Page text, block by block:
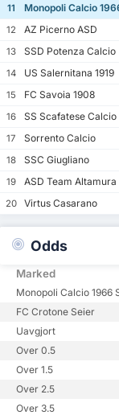
11
Monopoli Calcio
12
AZ Picerno ASD
13
SSD Potenza Calcio
14
US Salernitana 1919
15
FC Savoia 1908
16
SS Scafatese Calcio
17
Sorrento Calcio
18
SSC Giugliano
19
ASD Team Altamura
20
Virtus Casarano
Odds
Marked
Monopoli Calcio 1966
FC Crotone Seier
Uavgjort
Over 0.5
Over 1.5
Over 2.5
Over 3.5